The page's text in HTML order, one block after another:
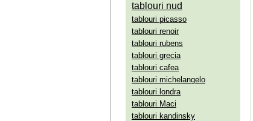
tablouri nud
tablouri picasso
tablouri renoir
tablouri rubens
tablouri grecia
tablouri cafea
tablouri michelangelo
tablouri londra
tablouri Maci
tablouri kandinsky